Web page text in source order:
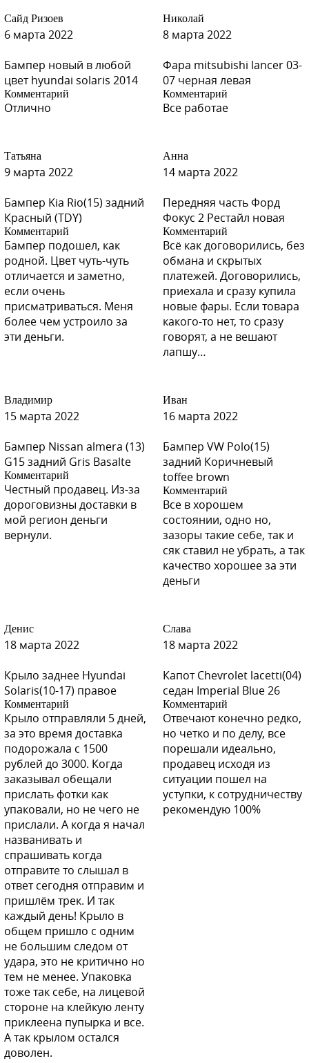
Сайд Ризоев
6 марта 2022
Бампер новый в любой
цвет hyundai solaris 2014
Комментарий
Отлично
Николай
8 марта 2022
Фара mitsubishi lancer 03-
07 черная левая
Комментарий
Все работае
Татьяна
9 марта 2022
Бампер Kia Rio(15) задний
Красный (TDY)
Комментарий
Бампер подошел, как
родной. Цвет чуть-чуть
отличается и заметно,
если очень
присматриваться. Меня
более чем устроило за
эти деньги.
Анна
14 марта 2022
Передняя часть Форд
Фокус 2 Рестайл новая
Комментарий
Всё как договорились, без
обмана и скрытых
платежей. Договорились,
приехала и сразу купила
новые фары. Если товара
какого-то нет, то сразу
говорят, а не вешают
лапшу…
Владимир
15 марта 2022
Бампер Nissan almera (13)
G15 задний Gris Basalte
Комментарий
Честный продавец. Из-за
дороговизны доставки в
мой регион деньги
вернули.
Иван
16 марта 2022
Бампер VW Polo(15)
задний Коричневый
toffee brown
Комментарий
Все в хорошем
состоянии, одно но,
зазоры такие себе, так и
сяк ставил не убрать, а так
качество хорошее за эти
деньги
Денис
18 марта 2022
Крыло заднее Hyundai
Solaris(10-17) правое
Комментарий
Крыло отправляли 5 дней,
за это время доставка
подорожала с 1500
рублей до 3000. Когда
заказывал обещали
прислать фотки как
упаковали, но не чего не
прислали. А когда я начал
названивать и
спрашивать когда
отправите то слышал в
ответ сегодня отправим и
пришлём трек. И так
каждый день! Крыло в
общем пришло с одним
не большим следом от
удара, это не критично но
тем не менее. Упаковка
тоже так себе, на лицевой
стороне на клейкую ленту
приклеена пупырка и все.
А так крылом остался
доволен.
Слава
18 марта 2022
Капот Chevrolet lacetti(04)
седан Imperial Blue 26
Комментарий
Отвечают конечно редко,
но четко и по делу, все
порешали идеально,
продавец исходя из
ситуации пошел на
уступки, к сотрудничеству
рекомендую 100%